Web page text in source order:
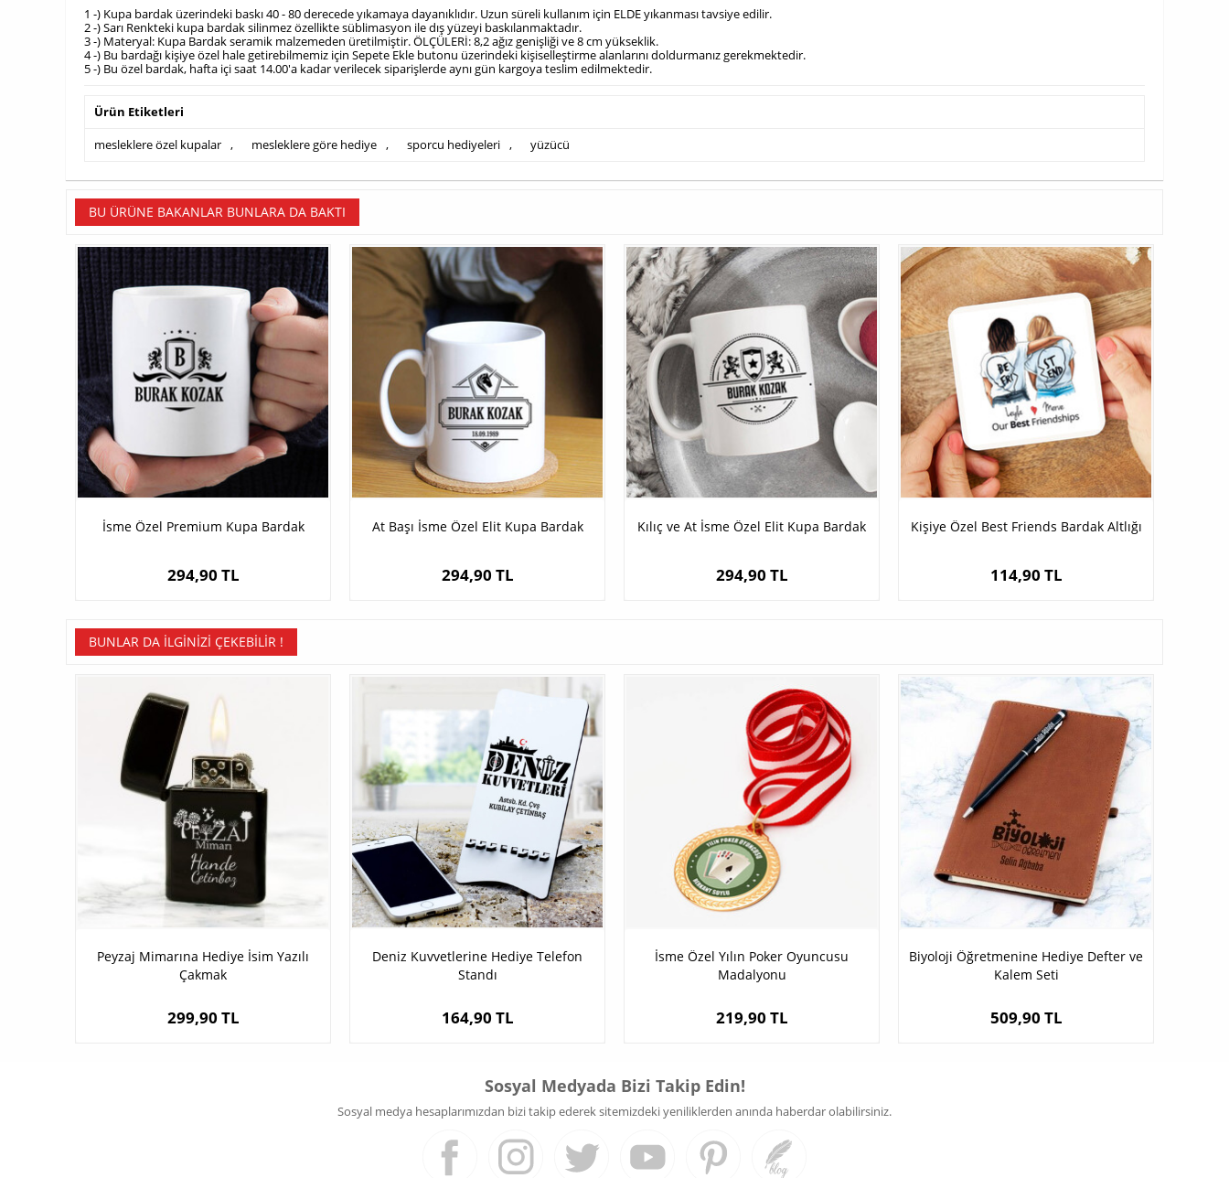
1 -) Kupa bardak üzerindeki baskı 40 - 80 derecede yıkamaya dayanıklıdır. Uzun süreli kullanım için ELDE yıkanması tavsiye edilir.
2 -) Sarı Renkteki kupa bardak silinmez özellikte süblimasyon ile dış yüzeyi baskılanmaktadır.
3 -) Materyal: Kupa Bardak seramik malzemeden üretilmiştir. ÖLÇÜLERİ: 8,2 ağız genişliği ve 8 cm yükseklik.
4 -) Bu bardağı kişiye özel hale getirebilmemiz için Sepete Ekle butonu üzerindeki kişiselleştirme alanlarını doldurmanız gerekmektedir.
5 -) Bu özel bardak, hafta içi saat 14.00'a kadar verilecek siparişlerde aynı gün kargoya teslim edilmektedir.
Ürün Etiketleri
mesleklere özel kupalar , mesleklere göre hediye , sporcu hediyeleri , yüzücü
BU ÜRÜNE BAKANLAR BUNLARA DA BAKTI
İsme Özel Premium Kupa Bardak
294,90 TL
At Başı İsme Özel Elit Kupa Bardak
294,90 TL
Kılıç ve At İsme Özel Elit Kupa Bardak
294,90 TL
Kişiye Özel Best Friends Bardak Altlığı
114,90 TL
BUNLAR DA İLGINIZI ÇEKEBILIR !
Peyzaj Mimarına Hediye İsim Yazılı
Çakmak
299,90 TL
Deniz Kuvvetlerine Hediye Telefon
Standı
164,90 TL
İsme Özel Yılın Poker Oyuncusu
Madalyonu
219,90 TL
Biyoloji Öğretmenine Hediye Defter ve
Kalem Seti
509,90 TL
Sosyal Medyada Bizi Takip Edin!
Sosyal medya hesaplarımızdan bizi takip ederek sitemizdeki yeniliklerden anında haberdar olabilirsiniz.